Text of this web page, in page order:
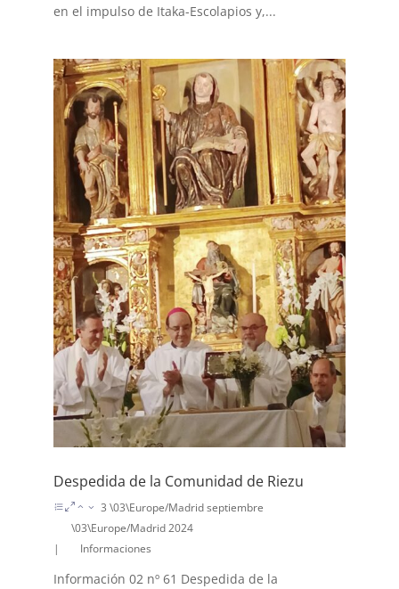
en el impulso de Itaka-Escolapios y,...
Despedida de la Comunidad de Riezu
3 \03\Europe/Madrid septiembre
\03\Europe/Madrid 2024
|
Informaciones
Información 02 nº 61 Despedida de la